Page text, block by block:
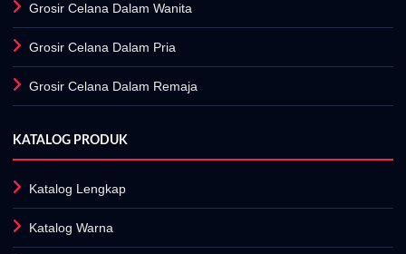
Grosir Celana Dalam Wanita
Grosir Celana Dalam Pria
Grosir Celana Dalam Remaja
KATALOG PRODUK
Katalog Lengkap
Katalog Warna